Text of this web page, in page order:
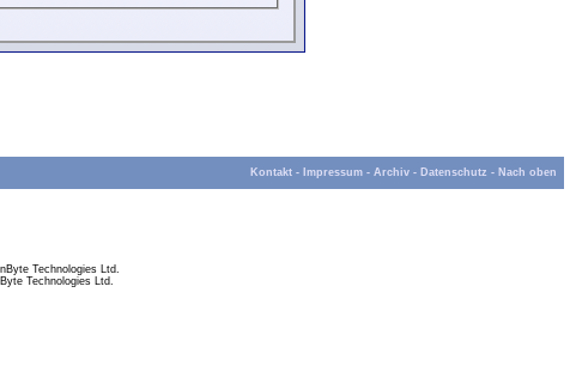
Kontakt - Impressum - Archiv - Datenschutz - Nach oben
Technologies Ltd.
Technologies Ltd.